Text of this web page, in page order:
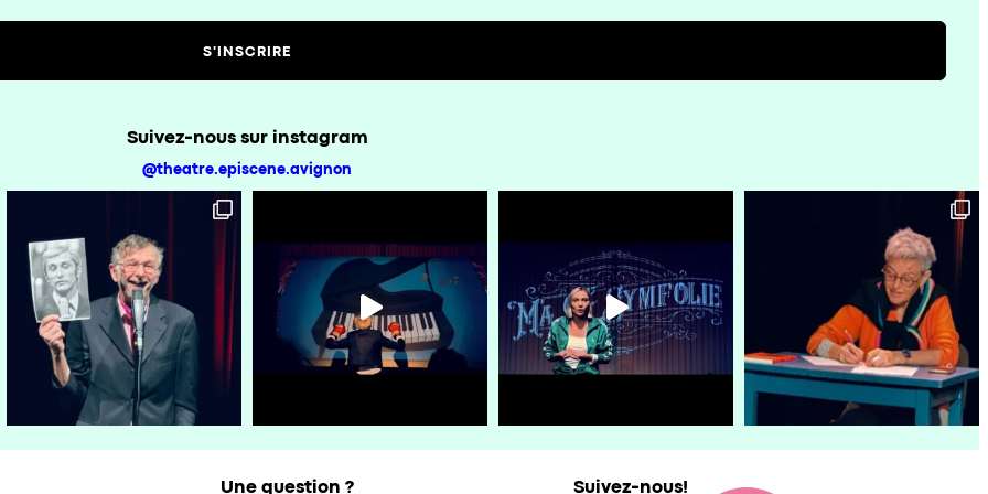
Suivez-nous sur instagram
@theatre.episcene.avignon
Une question ? Suivez-nous!